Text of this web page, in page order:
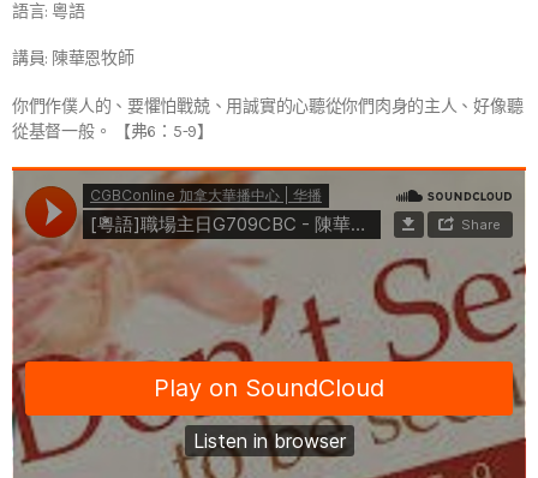
語言: 粵語
講員: 陳華恩牧師
你們作僕人的、要懼怕戰兢、用誠實的心聽從你們肉身的主人、好像聽
從基督一般。 【弗6：5-9】